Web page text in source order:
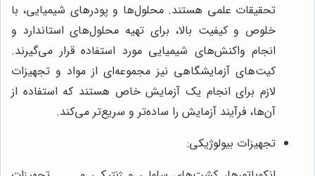
تحقیقات علمی هستند. محلول‌ها و پودرهای شیمیایی، با
خلوص و کیفیت بالا، برای تهیه محلول‌های استاندارد و
انجام واکنش‌های شیمیایی مورد استفاده قرار می‌گیرند.
کیت‌های آزمایشگاهی نیز مجموعه‌ای از مواد و تجهیزات
لازم برای انجام یک آزمایش خاص هستند که استفاده از
آن‌ها، فرآیند آزمایش را ساده‌تر و سریع‌تر می‌کند.
تجهیزات بیولوژیکی: